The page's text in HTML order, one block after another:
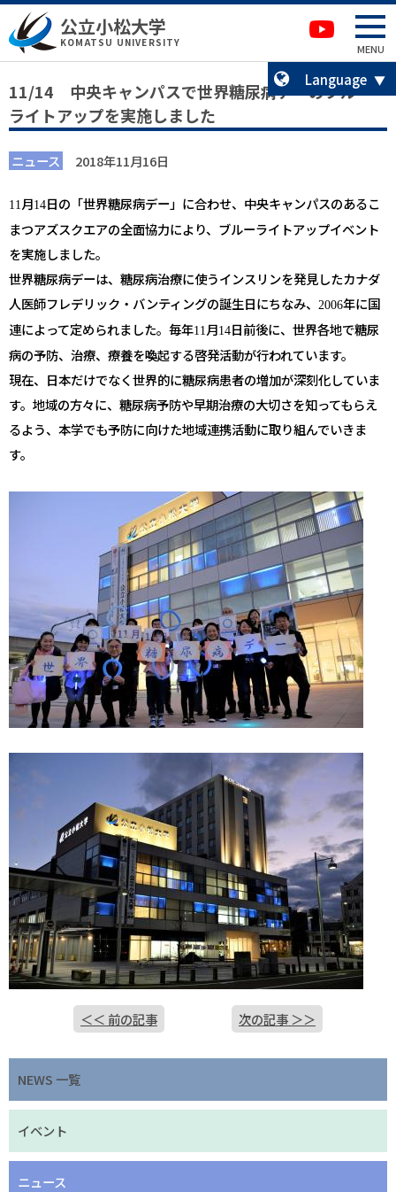
本文へ移動 サイトマップへ移動
公立小松大学
KOMATSU UNIVERSITY MENU
卒業生の方へ
Language
11/14 中央キャンパスで世界糖尿病デーのブルー
ライトアップを実施しました
ニュース 2018年11月16日
11 月14日の「世界糖尿病デー」に合わせ、中央キャンパスのあるこ
まつアズスクエアの全面協力により、ブルーライトアップイベント
を実施しました。
世界糖尿病デーは、糖尿病治療に使うインスリンを発見したカナダ
人医師フレデリック・バンティングの誕生日にちなみ、
2006年に国
連によって定められました。毎年11 月14日前後に、世界各地で糖尿
病の予防、治療、療養を喚起する啓発活動が行われています。
現在、日本だけでなく世界的に糖尿病患者の増加が深刻化していま
す。地域の方々に、糖尿病予防や早期治療の大切さを知ってもらえ
るよう、本学でも予防に向けた地域連携活動に取り組んでいきま
す。
＜＜ 前の記事 次の記事 ＞＞
NEWS 一覧
イベント
ニュース